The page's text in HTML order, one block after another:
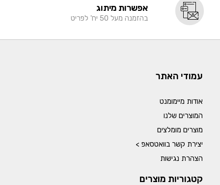
אפשרות מיתוג
בהזמנה מעל 50 יח' לפריט
עמודי האתר
אודות מיימומנט
המוצרים שלנו
מוצרים מומלצים
יצירת קשר בוואטסאפ >
הצהרת נגישות
קטגוריות מוצרים